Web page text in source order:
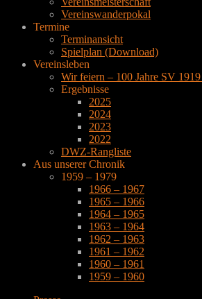
Vereinswanderpokal
Termine
Terminansicht
Spielplan (Download)
Vereinsleben
Wir feiern – 100 Jahre SV
Ergebnisse
2025
2024
2023
2022
DWZ-Rangliste
Aus unserer Chronik
1959 – 1979
1966 – 1967
1965 – 1966
1964 – 1965
1963 – 1964
1962 – 1963
1961 – 1962
1960 – 1961
1959 – 1960